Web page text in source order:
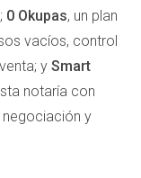
puede acarrear
más
o
0 Okupas, un plan
vacíos, control
y Smart
notaría con
y